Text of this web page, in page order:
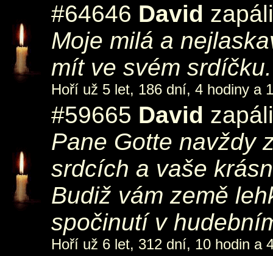
#64646 David
Moje milá a
mít ve svém
Hoří už 5 let, 186 dní, 4 hodiny a
#59665 David
Pane Gotte navždy
srdcích a vaše
Budiž vám země
spočinutí v
Hoří už 6 let, 312 dní, 10 hodin a